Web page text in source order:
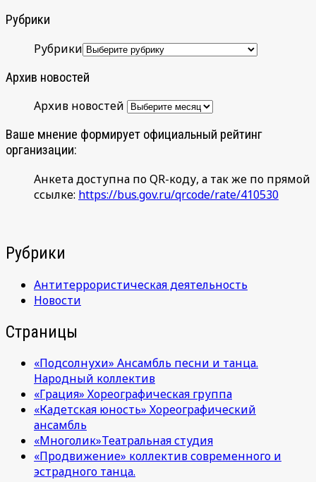
Рубрики
Рубрики
Архив новостей
Архив новостей
Ваше мнение формирует официальный рейтинг
организации:
Анкета доступна по QR-коду, а так же по прямой
ссылке: https://bus.gov.ru/qrcode/rate/410530
Рубрики
Антитеррористическая деятельность
Новости
Страницы
«Подсолнухи» Ансамбль песни и танца.
Народный коллектив
«Грация» Хореографическая группа
«Кадетская юность» Хореографический
ансамбль
«Многолик»Театральная студия
«Продвижение» коллектив современного и
эстрадного танца.